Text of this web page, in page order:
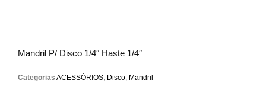
Mandril P/ Disco 1/4″ Haste 1/4″
Categorias ACESSÓRIOS Disco Mandril